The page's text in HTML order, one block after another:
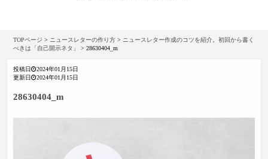
TOPページ > ニュースレターの作り方 > ニュースレター作成のコツを紹介。初回から書く
べきは「自己開示ネタ」
>28630404_m
投稿日
2024年01月15日
更新日
2024年01月15日
28630404_m